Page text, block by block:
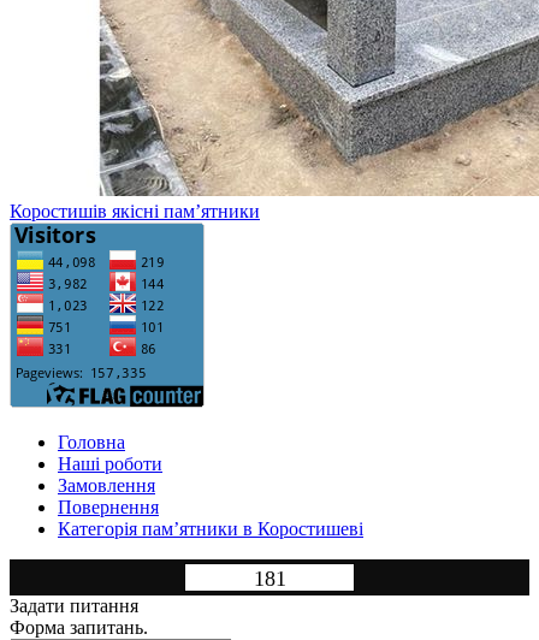
Коростишів якісні пам’ятники
Головна
Нашi роботи
Замовлення
Повернення
Категорія пам’ятники в Коростишеві
181
Задати питання
Форма запитань.